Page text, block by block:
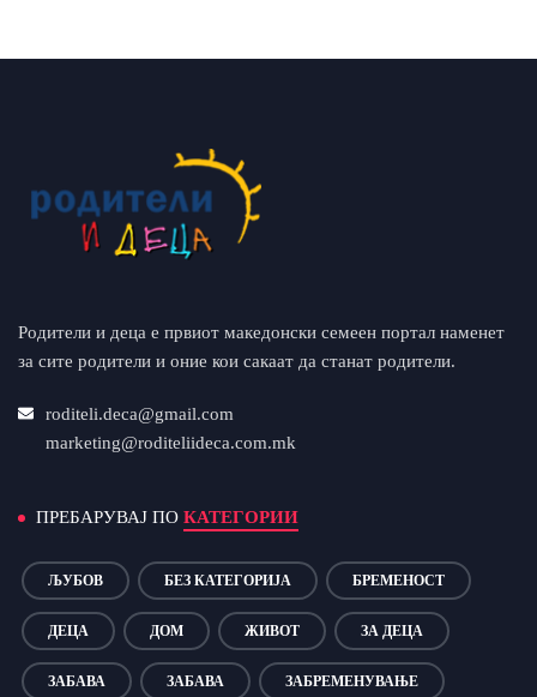
Родители и деца е првиот македонски семеен портал наменет
за сите родители и оние кои сакаат да станат родители.
roditeli.deca@gmail.com
marketing@roditeliideca.com.mk
ПРЕБАРУВАЈ ПО КАТЕГОРИИ
ЉУБОВ БЕЗ КАТЕГОРИЈА БРЕМЕНОСТ
ДЕЦА ДОМ ЖИВОТ ЗА ДЕЦА
ЗАБАВА ЗАБАВА ЗАБРЕМЕНУВАЊЕ